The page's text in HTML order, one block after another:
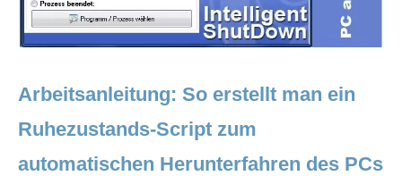
Arbeitsanleitung: So erstellt man ein
Ruhezustands-Script zum
automatischen Herunterfahren des PCs